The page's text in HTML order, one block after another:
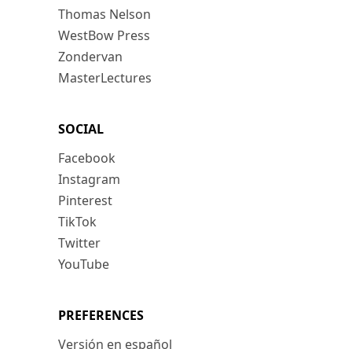
Thomas Nelson
WestBow Press
Zondervan
MasterLectures
SOCIAL
Facebook
Instagram
Pinterest
TikTok
Twitter
YouTube
PREFERENCES
Versión en español